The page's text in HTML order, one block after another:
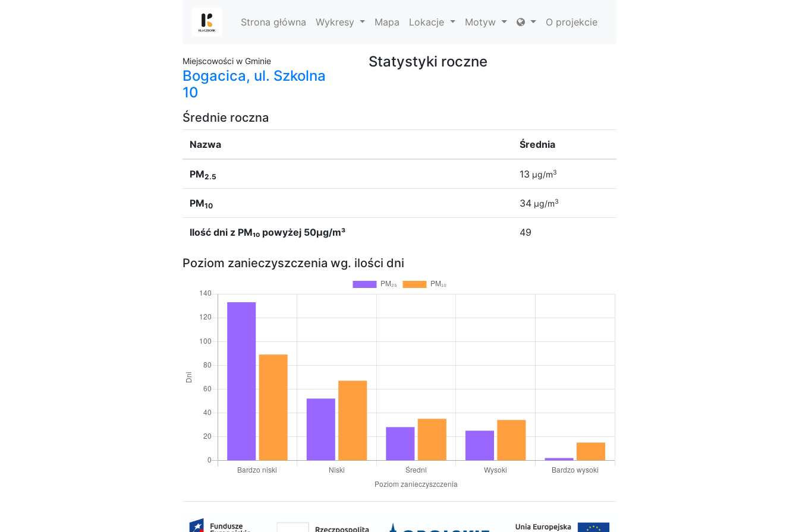
Strona główna Wykresy Mapa Lokacje Motyw O projekcie
Miejscowości w Gminie
Bogacica, ul. Szkolna
10
Statystyki roczne
Średnie roczna
Nazwa Średnia
PM2.5 13 µg/m3
PM10 34 µg/m3
Ilość dni z PM₁₀ powyżej 50µg/m³ 49
Poziom zanieczyszczenia wg. ilości dni